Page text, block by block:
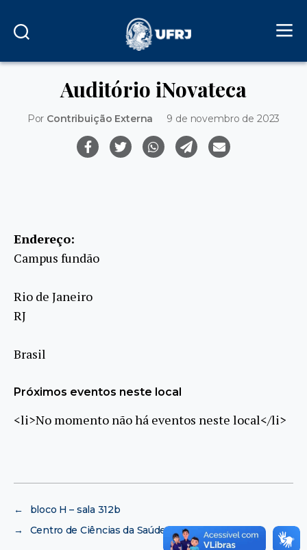
Auditório iNovateca
Por Contribuição Externa 9 de novembro de 2023
Endereço:
Campus fundão
Rio de Janeiro
RJ
Brasil
Próximos eventos neste local
<li>No momento não há eventos neste local</li>
←
bloco H – sala 312b
→
Centro de Ciências da Saúde